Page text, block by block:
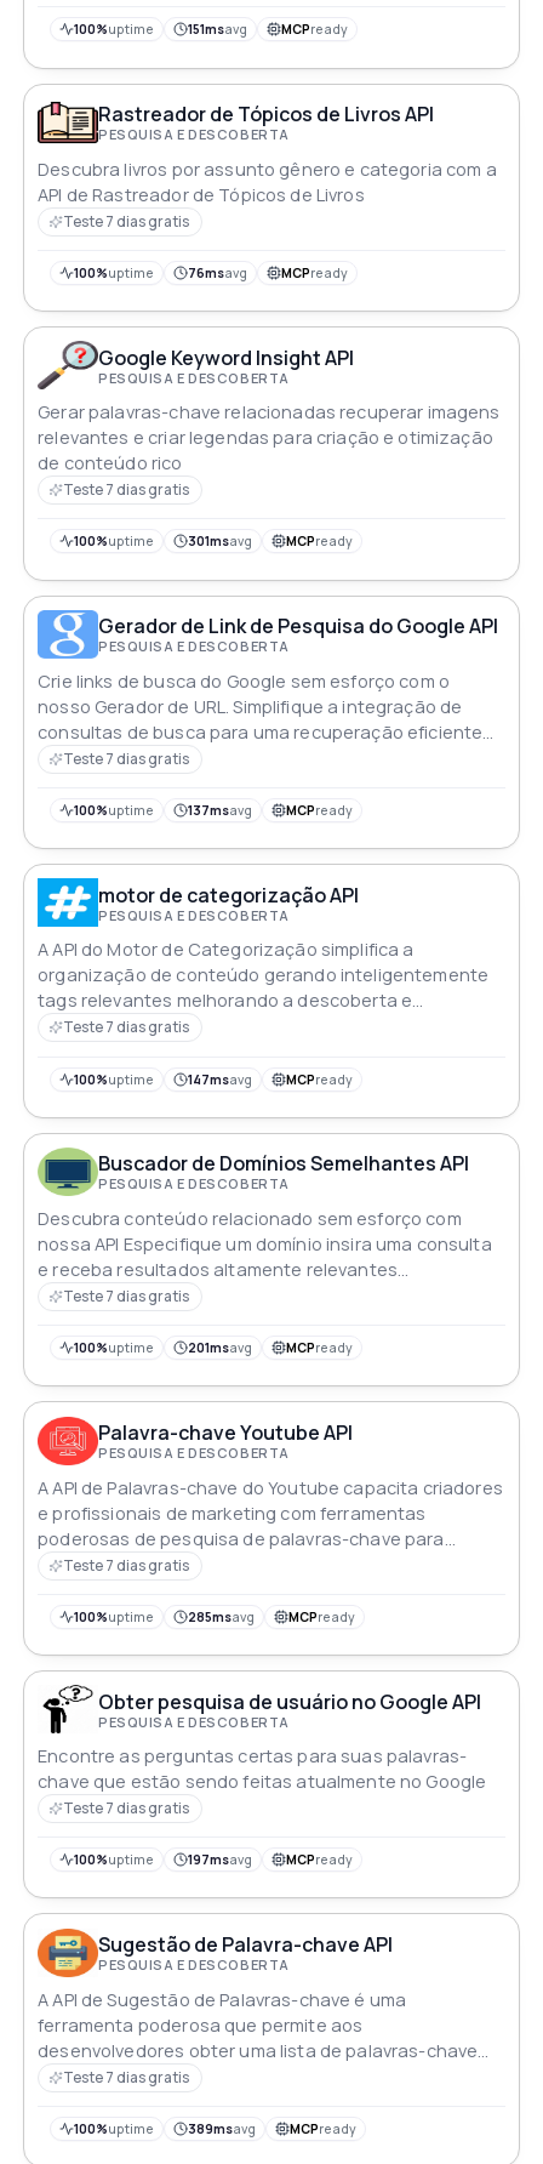
100%uptime 151msavg MCPready
Rastreador de Tópicos de Livros API
PESQUISA E DESCOBERTA
Descubra livros por assunto gênero e categoria com a
API de Rastreador de Tópicos de Livros
Teste 7 dias gratis
100%uptime 76msavg MCPready
Google Keyword Insight API
PESQUISA E DESCOBERTA
Gerar palavras-chave relacionadas recuperar imagens
relevantes e criar legendas para criação e otimização
de conteúdo rico
Teste 7 dias gratis
100%uptime 301msavg MCPready
Gerador de Link de Pesquisa do Google API
PESQUISA E DESCOBERTA
Crie links de busca do Google sem esforço com o
nosso Gerador de URL. Simplifique a integração de
consultas de busca para uma recuperação eficiente
de informações e experiências aprimoradas do usuário
Teste 7 dias gratis
100%uptime 137msavg MCPready
motor de categorização API
PESQUISA E DESCOBERTA
A API do Motor de Categorização simplifica a
organização de conteúdo gerando inteligentemente
tags relevantes melhorando a descoberta e
economizando tempo para os criadores
Teste 7 dias gratis
100%uptime 147msavg MCPready
Buscador de Domínios Semelhantes API
PESQUISA E DESCOBERTA
Descubra conteúdo relacionado sem esforço com
nossa API Especifique um domínio insira uma consulta
e receba resultados altamente relevantes
instantaneamente
Teste 7 dias gratis
100%uptime 201msavg MCPready
Palavra-chave Youtube API
PESQUISA E DESCOBERTA
A API de Palavras-chave do Youtube capacita criadores
e profissionais de marketing com ferramentas
poderosas de pesquisa de palavras-chave para
otimizar conteúdos e aumentar a visibilidade na
Teste 7 dias gratis
100%uptime 285msavg MCPready
Obter pesquisa de usuário no Google API
PESQUISA E DESCOBERTA
Encontre as perguntas certas para suas palavras-
chave que estão sendo feitas atualmente no Google
Teste 7 dias gratis
100%uptime 197msavg MCPready
Sugestão de Palavra-chave API
PESQUISA E DESCOBERTA
A API de Sugestão de Palavras-chave é uma
ferramenta poderosa que permite aos
desenvolvedores obter uma lista de palavras-chave
sugeridas relacionadas a um tópico ou frase
conteúdo do site melhorar as classificações em
Teste 7 dias gratis
100%uptime 389msavg MCPready